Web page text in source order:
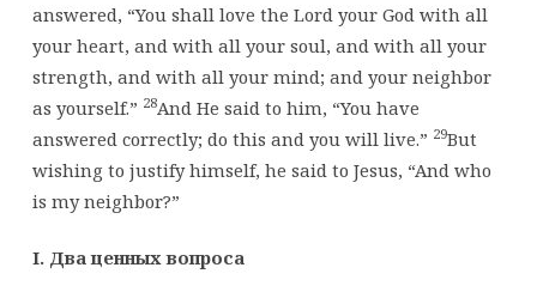
answered, “You shall love the Lord your God with all
your heart, and with all your soul, and with all your
strength, and with all your mind; and your neighbor
as yourself.” 28And He said to him, “You have
answered correctly; do this and you will live.” 29But
wishing to justify himself, he said to Jesus, “And who
is my neighbor?”
I. Два ценных вопроса